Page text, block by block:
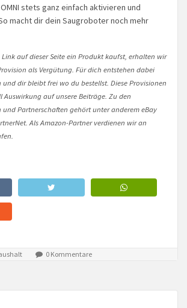
OMNI stets ganz einfach aktivieren und
macht dir dein Saugroboter noch mehr
auf dieser Seite ein Produkt kaufst, erhalten wir
als Vergütung. Für dich entstehen dabei
und dir bleibt frei wo du bestellst. Diese Provisionen
Auswirkung auf unsere Beiträge. Zu den
Partnerschaften gehört unter anderem eBay
Als Amazon-Partner verdienen wir an
0 Kommentare